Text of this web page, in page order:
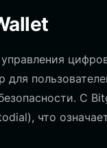
для
С
что